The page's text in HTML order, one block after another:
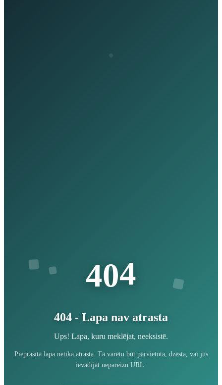
404
404 - Lapa nav atrasta
Ups! Lapa, kuru meklējat, neeksistē.
Pieprasītā lapa netika atrasta. Tā varētu būt pārvietota, dzēsta, vai jūs
ievadījāt nepareizu URL.